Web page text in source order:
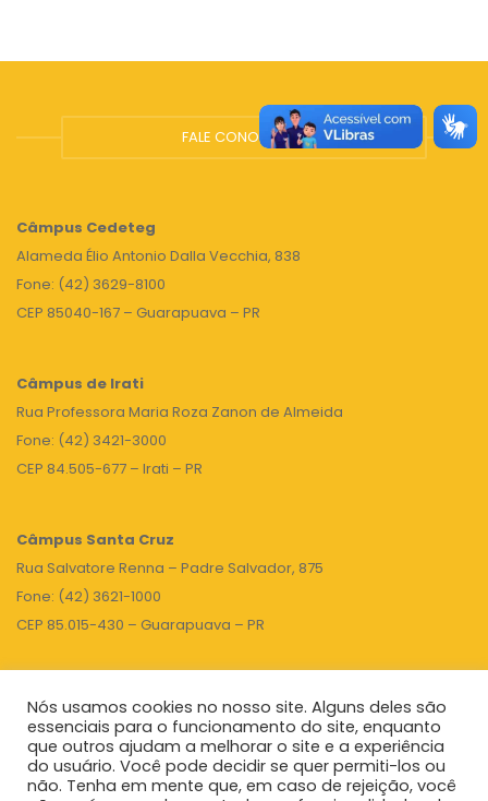
FALE CONOSCO
Câmpus Cedeteg
Alameda Élio Antonio Dalla Vecchia, 838
Fone: (42) 3629-8100
CEP 85040-167 – Guarapuava – PR
Câmpus de Irati
Rua Professora Maria Roza Zanon de Almeida
Fone: (42) 3421-3000
CEP 84.505-677 – Irati – PR
Câmpus Santa Cruz
Rua Salvatore Renna – Padre Salvador, 875
Fone: (42) 3621-1000
CEP 85.015-430 – Guarapuava – PR
TOPO
Unicentro |Governo do Paraná|Seti| Agenda do Reitor
Nós usamos cookies no nosso site. Alguns deles são
essenciais para o funcionamento do site, enquanto
que outros ajudam a melhorar o site e a experiência
do usuário. Você pode decidir se quer permiti-los ou
não. Tenha em mente que, em caso de rejeição, você